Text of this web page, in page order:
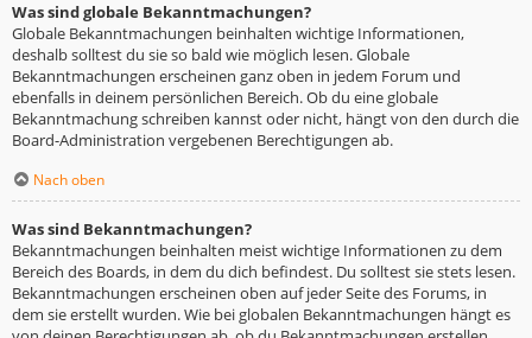
Was sind globale Bekanntmachungen?
Globale Bekanntmachungen beinhalten wichtige Informationen,
deshalb solltest du sie so bald wie möglich lesen. Globale
Bekanntmachungen erscheinen ganz oben in jedem Forum und
ebenfalls in deinem persönlichen Bereich. Ob du eine globale
Bekanntmachung schreiben kannst oder nicht, hängt von den durch die
Board-Administration vergebenen Berechtigungen ab.
Nach oben
Was sind Bekanntmachungen?
Bekanntmachungen beinhalten meist wichtige Informationen zu dem
Bereich des Boards, in dem du dich befindest. Du solltest sie stets lesen.
Bekanntmachungen erscheinen oben auf jeder Seite des Forums, in
dem sie erstellt wurden. Wie bei globalen Bekanntmachungen hängt es